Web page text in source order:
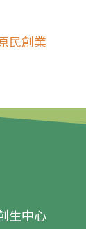
民創業
生中心